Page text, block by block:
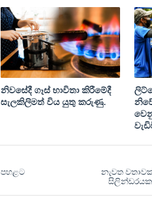
නිවසේදී ගෑස් භාවිතා කිරීමේදී
සැලකිලිමත් විය යුතු කරුණු.
නැවත
පහළට